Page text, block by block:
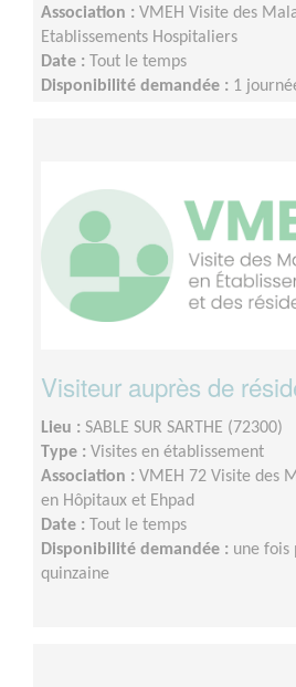
Association : VMEH Visite des
Etablissements Hospitaliers
Date :
Tout le temps
Disponibilité demandée : 1
Visiteur auprès de
Lieu : SABLE SUR SARTHE (72300)
Type : Visites en établissement
Association : VMEH 72 Visite des
en Hôpitaux et Ehpad
Date :
Tout le temps
Disponibilité demandée : une fois
quinzaine